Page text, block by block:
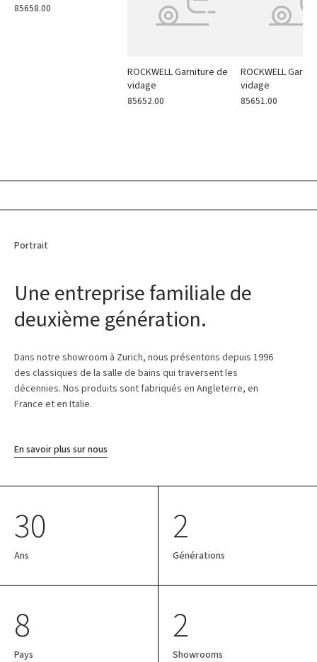
85658.00
ROCKWELL Garniture de
vidage
85652.00
ROCKWELL
vidage
85651.00
Portrait
Une entreprise familiale de
deuxième génération.
Dans notre showroom à Zurich, nous présentons depuis 1996
des classiques de la salle de bains qui traversent les
décennies. Nos produits sont fabriqués en Angleterre, en
France et en Italie.
En savoir plus sur nous
30
Ans
2
Générations
8
Pays
2
Showrooms